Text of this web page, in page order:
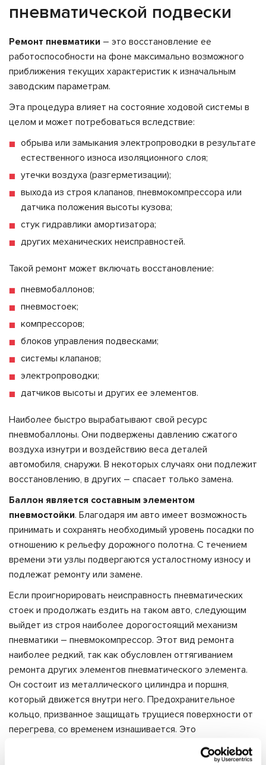
пневматической подвески
Ремонт пневматики – это восстановление ее
работоспособности на фоне максимально возможного
приближения текущих характеристик к изначальным
заводским параметрам.
Эта процедура влияет на состояние ходовой системы в
целом и может потребоваться вследствие:
обрыва или замыкания электропроводки в результате
естественного износа изоляционного слоя;
утечки воздуха (разгерметизации);
выхода из строя клапанов, пневмокомпрессора или
датчика положения высоты кузова;
стук гидравлики амортизатора;
других механических неисправностей.
Такой ремонт может включать восстановление:
пневмобаллонов;
пневмостоек;
компрессоров;
блоков управления подвесками;
системы клапанов;
электропроводки;
датчиков высоты и других ее элементов.
Наиболее быстро вырабатывают свой ресурс
пневмобаллоны. Они подвержены давлению сжатого
воздуха изнутри и воздействию веса деталей
автомобиля, снаружи. В некоторых случаях они подлежит
восстановлению, в других – спасает только замена.
Баллон является составным элементом
пневмостойки. Благодаря им авто имеет возможность
принимать и сохранять необходимый уровень посадки по
отношению к рельефу дорожного полотна. С течением
времени эти узлы подвергаются усталостному износу и
подлежат ремонту или замене.
Если проигнорировать неисправность пневматических
стоек и продолжать ездить на таком авто, следующим
выйдет из строя наиболее дорогостоящий механизм
пневматики – пневмокомпрессор. Этот вид ремонта
наиболее редкий, так как обусловлен оттягиванием
ремонта других элементов пневматического элемента.
Он состоит из металлического цилиндра и поршня,
который движется внутри него. Предохранительное
кольцо, призванное защищать трущиеся поверхности от
перегрева, со временем изнашивается. Это
способствует частым перегревам и выхода компрессора